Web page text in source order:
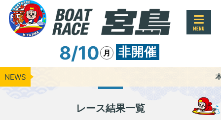
MENU
8/10 月 非開催
NEWS 本日のレー
レース結果一覧